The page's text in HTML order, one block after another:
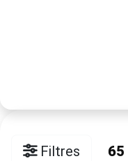
Filtres 65